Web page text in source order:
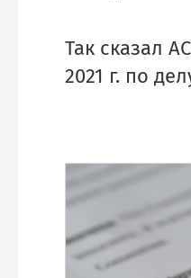
Так сказал
2021 г. по